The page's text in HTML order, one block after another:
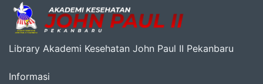
Library Akademi Kesehatan John Paul II Pekanbaru
Informasi